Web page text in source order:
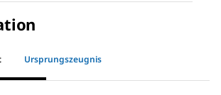
Ursprungszeugnis